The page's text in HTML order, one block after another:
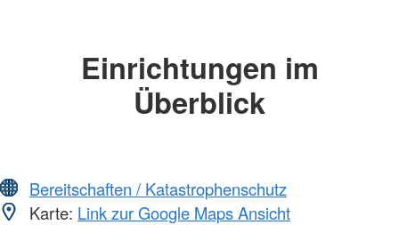
Einrichtungen im
Überblick
Bereitschaften / Katastrophenschutz
Karte: Link zur Google Maps Ansicht